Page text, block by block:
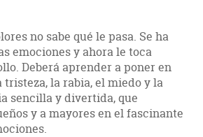
no sabe qué le pasa. Se ha
emociones y ahora le toca
Deberá aprender a poner en
tristeza, la rabia, el miedo y la
sencilla y divertida, que
y a mayores en el fascinante